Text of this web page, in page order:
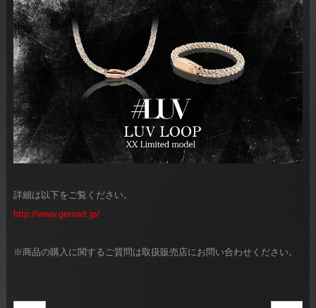
詳細は以下をご覧ください。
http://www.gemart.jp/
※商品の購入に関するご質問は取扱販売店にお問い合わせください。